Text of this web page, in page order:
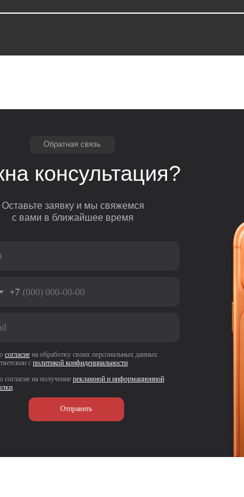
+7
согласие на обработку своих персональных данных
с политикой конфиденциальности
согласие на получение рекламной и информационной
Отправить
консультация?
Обратная связь
Оставьте заявку и мы свяжемся
с вами в ближайшее время